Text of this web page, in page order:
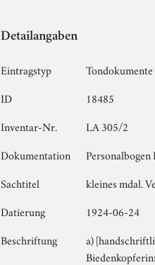
Detailangaben
Eintragstyp
Tondokumente
ID
18485
Inventar-Nr.
LA 305/2
Dokumentation
Sachtitel
kleines mdal.
Datierung
1924-06-24
Beschriftung
a)